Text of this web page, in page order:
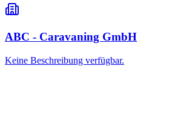
ABC - Caravaning GmbH
Keine Beschreibung verfügbar.